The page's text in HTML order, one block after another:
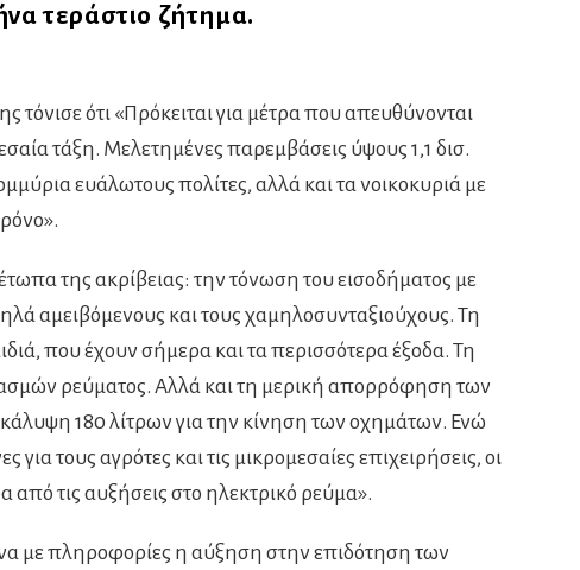
τεράστιο ζήτημα.
τόνισε ότι «Πρόκειται για μέτρα που απευθύνονται
τάξη. Μελετημένες παρεμβάσεις ύψους 1,1 δισ.
ευάλωτους πολίτες, αλλά και τα νοικοκυριά με
της ακρίβειας: την τόνωση του εισοδήματος με
αμειβόμενους και τους χαμηλοσυνταξιούχους. Τη
που έχουν σήμερα και τα περισσότερα έξοδα. Τη
ρεύματος. Αλλά και τη μερική απορρόφηση των
180 λίτρων για την κίνηση των οχημάτων. Ενώ
για τους αγρότες και τις μικρομεσαίες επιχειρήσεις, οι
από τις αυξήσεις στο ηλεκτρικό ρεύμα».
με πληροφορίες η αύξηση στην επιδότηση των